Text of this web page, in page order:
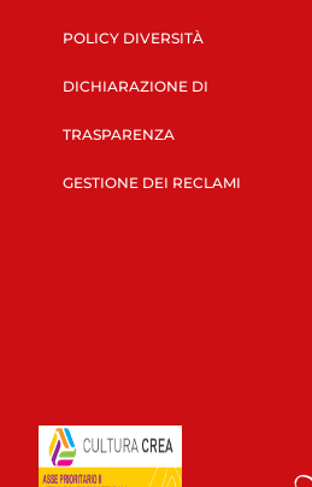
POLICY DIVERSITÀ
DICHIARAZIONE DI
TRASPARENZA
GESTIONE DEI RECLAMI